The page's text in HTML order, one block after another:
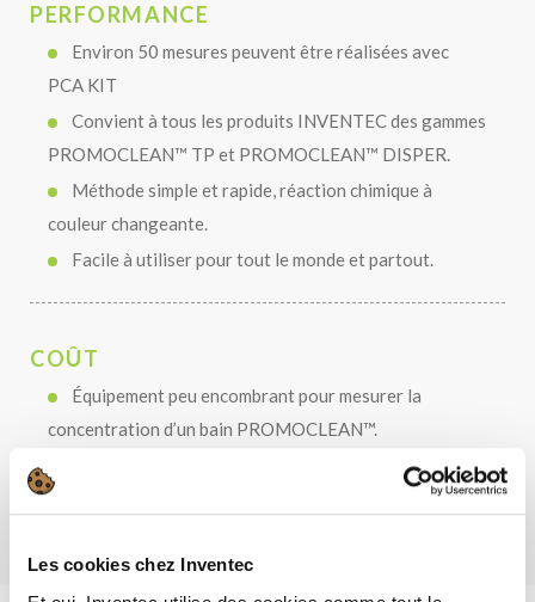
Les cookies chez Inventec
PERFORMANCE
Environ 50 mesures peuvent être réalisées avec
PCA KIT
Convient à tous les produits INVENTEC des gammes
PROMOCLEAN™ TP et PROMOCLEAN™ DISPER.
Méthode simple et rapide, réaction chimique à
couleur changeante.
Facile à utiliser pour tout le monde et partout.
COÛT
Équipement peu encombrant pour mesurer la
concentration d’un bain PROMOCLEAN™.